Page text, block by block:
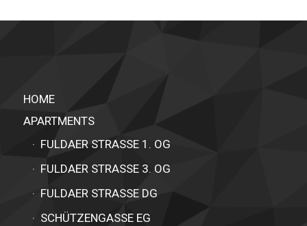
Abreise am
Kulturförder (täglich, 1,10 €)
HOME
APARTMENTS
FULDAER STRASSE 1. OG
FULDAER STRASSE 3. OG
FULDAER STRASSE DG
SCHÜTZENGASSE EG